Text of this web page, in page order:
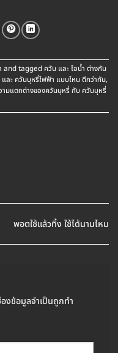
and tagged ควัน และ ไอน้ำ ต่างกัน
ละ ควันบุหรี่ไฟฟ้า แบบไหน ดีกว่ากัน,
ามแตกต่างของควันบุหรี่ กับ ควันบุหรี่
พอตใช้แล้วทิ้ง ใช้ได้นานไหม
งข้อมูลจำเป็นถูกทำ